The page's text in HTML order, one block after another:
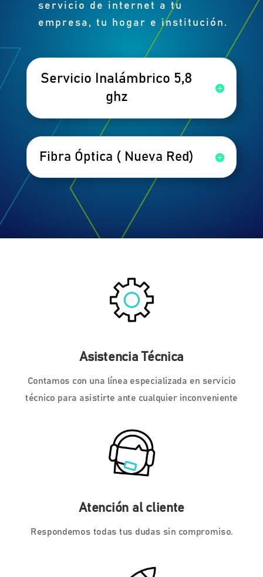
servicio de internet a tu
empresa, tu hogar e institución.
Servicio Inalámbrico 5,8
ghz
Fibra Óptica ( Nueva Red)
Asistencia Técnica
Contamos con una línea especializada en servicio
técnico para asistirte ante cualquier inconveniente
Atención al cliente
Respondemos todas tus dudas sin compromiso.